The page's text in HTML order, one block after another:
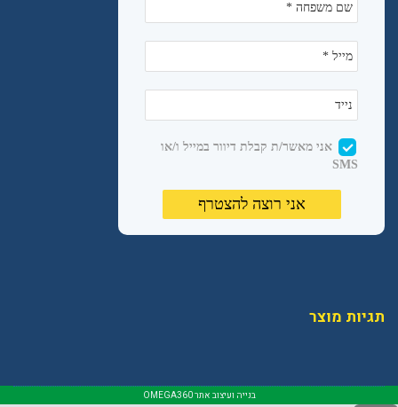
תגיות מוצר
בנייה ועיצוב אתרOMEGA360